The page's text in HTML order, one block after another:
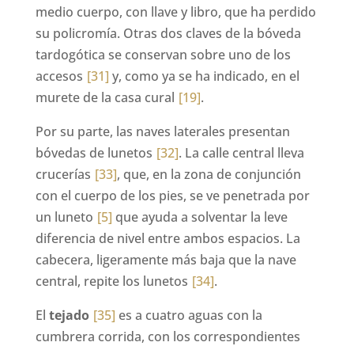
medio cuerpo, con llave y libro, que ha perdido
su policromía. Otras dos claves de la bóveda
tardogótica se conservan sobre uno de los
accesos [31] y, como ya se ha indicado, en el
murete de la casa cural [19].
Por su parte, las naves laterales presentan
bóvedas de lunetos [32]. La calle central lleva
crucerías [33], que, en la zona de conjunción
con el cuerpo de los pies, se ve penetrada por
un luneto [5] que ayuda a solventar la leve
diferencia de nivel entre ambos espacios. La
cabecera, ligeramente más baja que la nave
central, repite los lunetos [34].
El tejado [35] es a cuatro aguas con la
cumbrera corrida, con los correspondientes